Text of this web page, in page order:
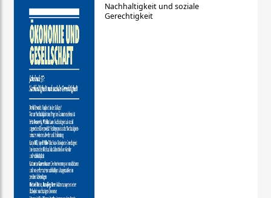
Nachhaltigkeit und soziale
Gerechtigkeit